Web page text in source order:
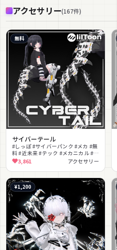
アクセサリー(167件)
無料
サイバーテール
#しっぽ #サイバーパンク #メカ #無
料 #近未来 #テック #メカニカル #ク
ール #SF
3,861 アクセサリー
¥1,200